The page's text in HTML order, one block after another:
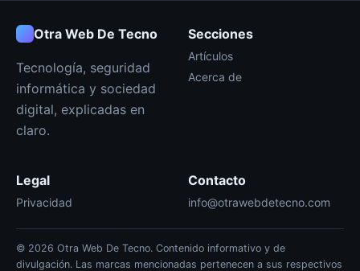
Otra Web De Tecno
Tecnología, seguridad
informática y sociedad
digital, explicadas en
claro.
Secciones
Artículos
Acerca de
Legal
Privacidad
Contacto
info@otrawebdetecno.com
© 2026 Otra Web De Tecno. Contenido informativo y de
divulgación. Las marcas mencionadas pertenecen a sus respectivos